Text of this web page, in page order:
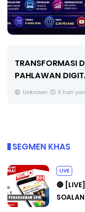
MAJLIS
PENDIDIKAN -
Unknown 6 hari
SEGMEN KHAS
LIVE
🔴